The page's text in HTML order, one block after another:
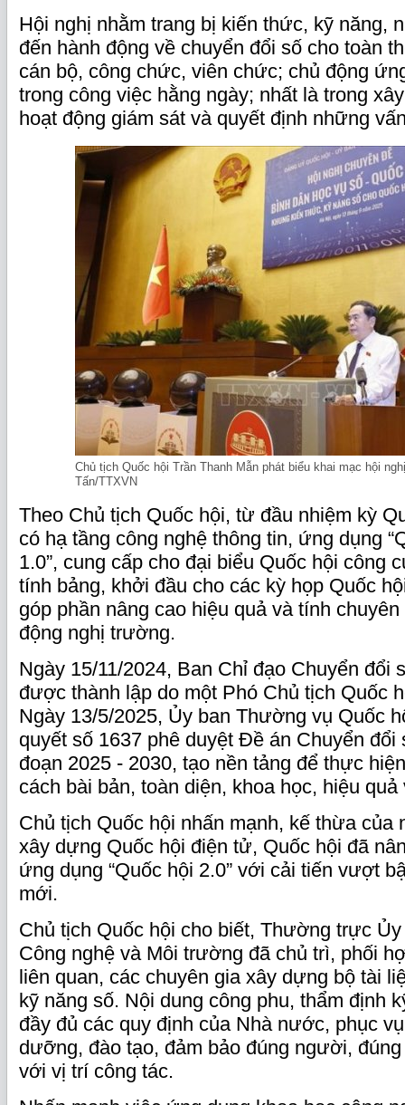
Hội nghị nhằm trang bị kiến thức, kỹ năng,
đến hành động về chuyển đổi số cho toàn
cán bộ, công chức, viên chức; chủ động
trong công việc hằng ngày; nhất là trong
hoạt động giám sát và quyết định những
Chủ tịch Quốc hội Trần Thanh Mẫn phát biểu khai mạc hội
Tấn/TTXVN
Theo Chủ tịch Quốc hội, từ đầu nhiệm kỳ
có hạ tầng công nghệ thông tin, ứng dụng
1.0”, cung cấp cho đại biểu Quốc hội công
tính bảng, khởi đầu cho các kỳ họp Quốc
góp phần nâng cao hiệu quả và tính
động nghị trường.
Ngày 15/11/2024, Ban Chỉ đạo Chuyển đổi
được thành lập do một Phó Chủ tịch Quốc
Ngày 13/5/2025, Ủy ban Thường vụ Quốc
quyết số 1637 phê duyệt Đề án Chuyển đổi
đoạn 2025 - 2030, tạo nền tảng để thực
cách bài bản, toàn diện, khoa học, hiệu quả
Chủ tịch Quốc hội nhấn mạnh, kế thừa của
xây dựng Quốc hội điện tử, Quốc hội đã
ứng dụng “Quốc hội 2.0” với cải tiến vượt
mới.
Chủ tịch Quốc hội cho biết, Thường trực
Công nghệ và Môi trường đã chủ trì, phối
liên quan, các chuyên gia xây dựng bộ tài
kỹ năng số. Nội dung công phu, thẩm định
đầy đủ các quy định của Nhà nước, phục
dưỡng, đào tạo, đảm bảo đúng người,
với vị trí công tác.